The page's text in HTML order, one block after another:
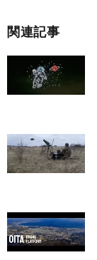
関連記事